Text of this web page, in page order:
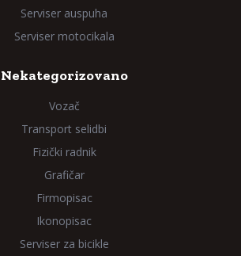
Serviser auspuha
Serviser motocikala
Nekategorizovano
Vozač
Transport selidbi
Fizički radnik
Grafičar
Firmopisac
Ikonopisac
Serviser za bicikle